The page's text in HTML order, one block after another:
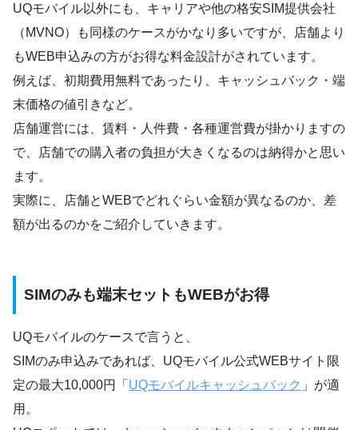
UQモバイル以外にも、キャリアや他の格安SIM提供会社
（MVNO）も同様のケースがかなり多いですが、店舗より
もWEB申込みの方がお得な料金設計がされています。
例えば、初期費用無料であったり、キャッシュバック・端
末価格の値引きなど。
店舗運営には、賃料・人件費・各種運営費が掛かりますの
で、店舗での購入者の負担が大きくなるのは納得かと思い
ます。
実際に、店舗とWEBでどれぐらい金額が異なるのか、差
額が出るのかをご紹介していきます。
SIMのみも端末セットもWEBがお得
UQモバイルのケースで言うと、
SIMのみ申込みであれば、UQモバイル公式WEBサイト限
定の最大10,000円「 UQモバイルキャッシュバック 」が適
用。